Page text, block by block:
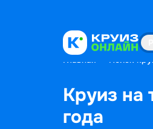
Главная Поиск
Круиз на
года